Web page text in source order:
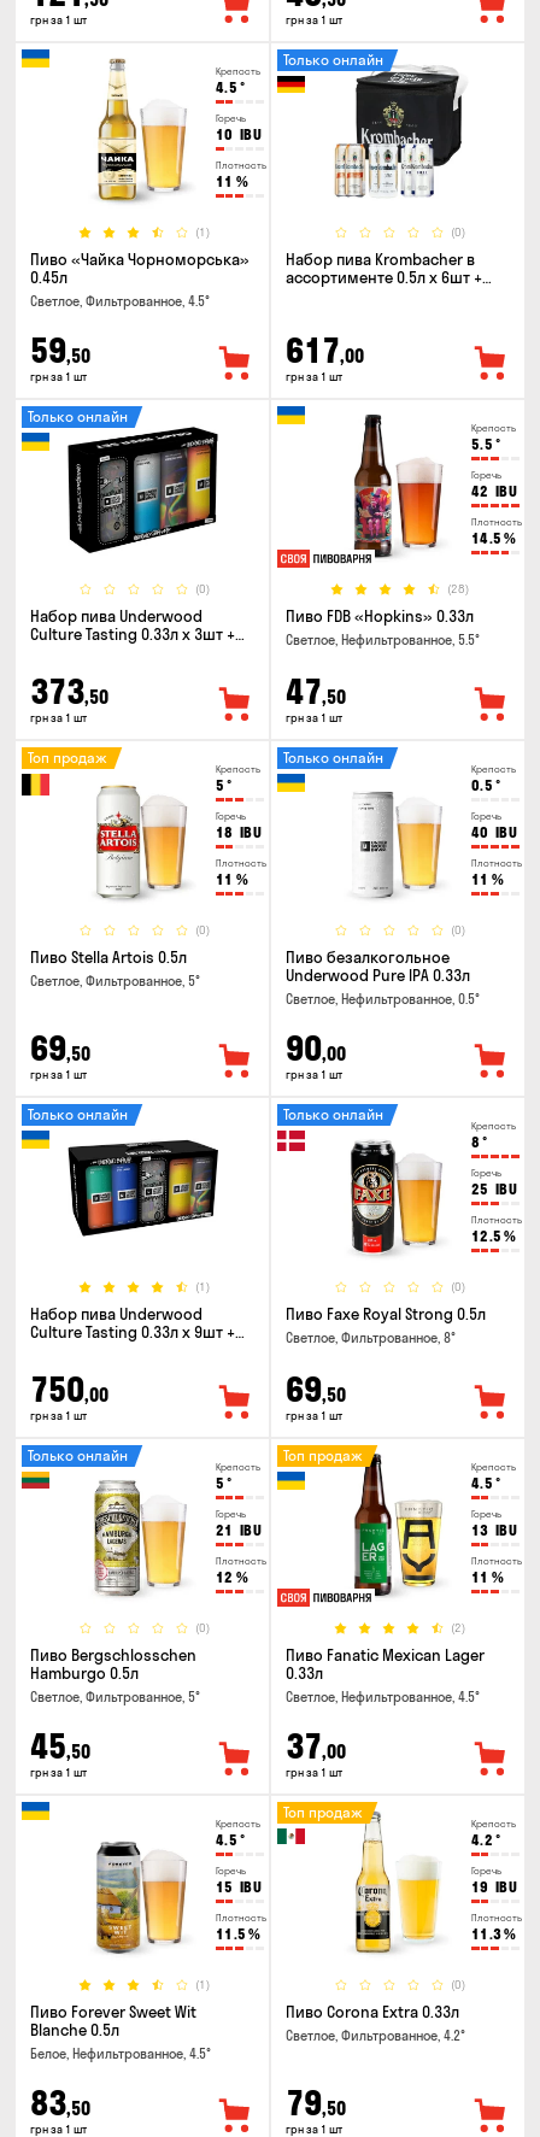
грн за 1 шт грн за 1 шт
Крепость
4.5 °
Горечь
10 IBU
Плотность
11 %
(1)
Пиво «Чайка Чорноморська»
0.45л
Светлое, Фильтрованное, 4.5°
59,50
грн за 1 шт
(0)
Только онлайн
Набор пива Krombacher в
ассортименте 0.5л х 6шт +
617,00
грн за 1 шт
(0)
Только онлайн
Набор пива Underwood
Culture Tasting 0.33л x 3шт +
373,50
грн за 1 шт
Крепость
5.5 °
Горечь
42 IBU
Плотность
14.5 %
(28)
Пиво FDB «Hopkins» 0.33л
Светлое, Нефильтрованное, 5.5°
47,50
грн за 1 шт
Крепость
5 °
Горечь
18 IBU
Плотность
11 %
(0)
Топ продаж
Пиво Stella Artois 0.5л
Светлое, Фильтрованное, 5°
69,50
грн за 1 шт
Крепость
0.5 °
Горечь
40 IBU
Плотность
11 %
(0)
Только онлайн
Пиво безалкогольное
Underwood Pure IPA 0.33л
Светлое, Нефильтрованное, 0.5°
90,00
грн за 1 шт
(1)
Только онлайн
Набор пива Underwood
Culture Tasting 0.33л x 9шт +
750,00
грн за 1 шт
Крепость
8 °
Горечь
25 IBU
Плотность
12.5 %
(0)
Только онлайн
Пиво Faxe Royal Strong 0.5л
Светлое, Фильтрованное, 8°
69,50
грн за 1 шт
Крепость
5 °
Горечь
21 IBU
Плотность
12 %
(0)
Только онлайн
Пиво Bergschlosschen
Hamburgo 0.5л
Светлое, Фильтрованное, 5°
45,50
грн за 1 шт
Крепость
4.5 °
Горечь
13 IBU
Плотность
11 %
(2)
Топ продаж
Пиво Fanatic Mexican Lager
0.33л
Светлое, Нефильтрованное, 4.5°
37,00
грн за 1 шт
Крепость
4.5 °
Горечь
15 IBU
Плотность
11.5 %
(1)
Пиво Forever Sweet Wit
Blanche 0.5л
Белое, Нефильтрованное, 4.5°
83,50
грн за 1 шт
Крепость
4.2 °
Горечь
19 IBU
Плотность
11.3%
(0)
Топ продаж
Пиво Corona Extra 0.33л
Светлое, Фильтрованное, 4.2°
79,50
грн за 1 шт